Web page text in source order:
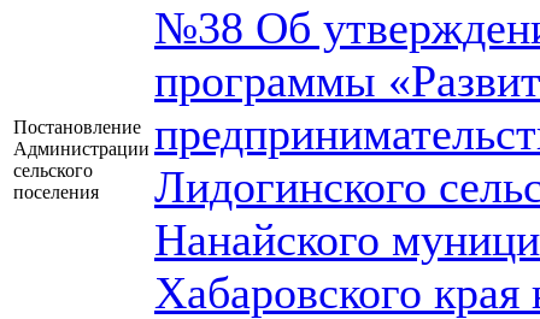
Постановление
Администрации
сельского
поселения
№38 Об
программы
Лидогинского
Нанайского
Хабаровского